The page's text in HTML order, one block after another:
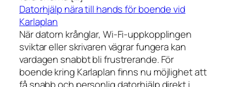
Datorhjälp nära till hands för boende vid
Karlaplan
När datorn krånglar, Wi-Fi-uppkopplingen
sviktar eller skrivaren vägrar fungera kan
vardagen snabbt bli frustrerande. För
boende kring Karlaplan finns nu möjlighet att